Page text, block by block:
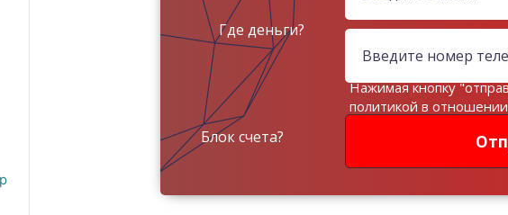
Где деньги?
Блок счета?
Нажимая кнопку
политикой в